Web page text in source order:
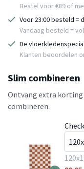
Bestel voor €89 of
Voor 23:00 besteld =
Vandaag besteld =
De
Klanten beoordelen
Slim combineren
Ontvang extra korting
combineren.